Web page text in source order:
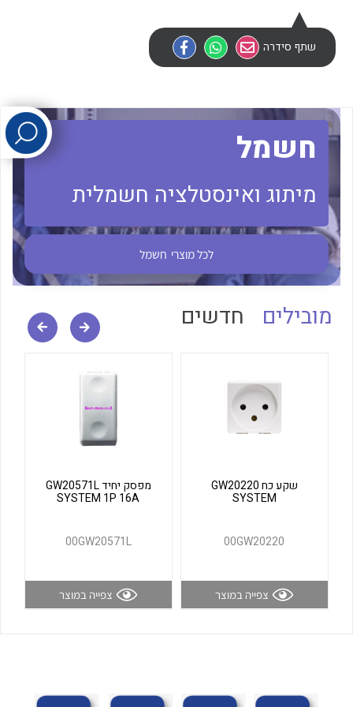
לכל מוצרי היצרן
לכל מוצרי היצרן לכל מוצרי היצרן
לכל מוצרי היצרן לכל מוצרי היצרן
שתף סידרה
חשמל
מיתוג ואינסטלציה חשמלית
לכל מוצרי חשמל
מובילים חדשים
שקע כח GW20220
SYSTEM
00GW20220
צפייה במוצר
מפסק יחיד GW20571L
SYSTEM 1P 16A
00GW20571L
צפייה במוצר